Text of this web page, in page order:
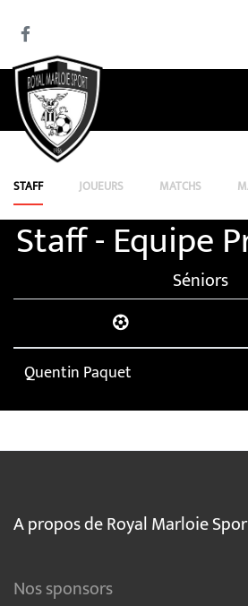
STAFF JOUEURS MATCHS
Staff - Equipe
Séniors
Quentin Paquet
A propos de Royal Marloie
Nos sponsors